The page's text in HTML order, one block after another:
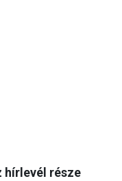
hírlevél része